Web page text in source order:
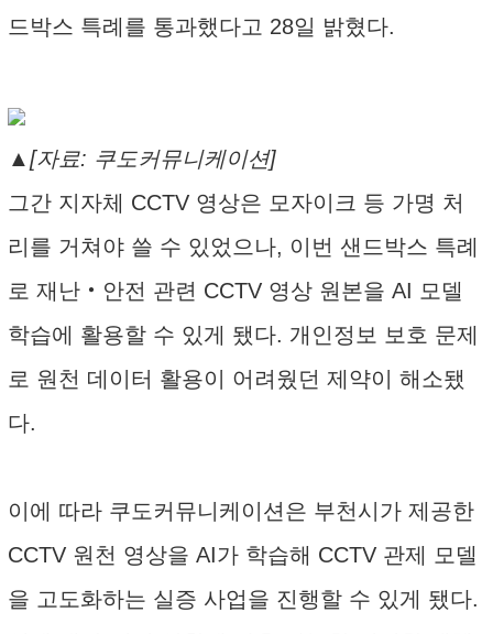
드박스 특례를 통과했다고 28일 밝혔다.
▲[자료: 쿠도커뮤니케이션]
그간 지자체 CCTV 영상은 모자이크 등 가명 처
리를 거쳐야 쓸 수 있었으나, 이번 샌드박스 특례
로 재난‧안전 관련 CCTV 영상 원본을 AI 모델
학습에 활용할 수 있게 됐다. 개인정보 보호 문제
로 원천 데이터 활용이 어려웠던 제약이 해소됐
다.
이에 따라 쿠도커뮤니케이션은 부천시가 제공한
CCTV 원천 영상을 AI가 학습해 CCTV 관제 모델
을 고도화하는 실증 사업을 진행할 수 있게 됐다.